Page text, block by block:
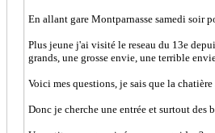
En allant gare Montparnasse samedi soir
Plus jeune j'ai visité le reseau du 13e
grands, une grosse envie, une terrible
Voici mes questions, je sais que la
Donc je cherche une entrée et surtout des